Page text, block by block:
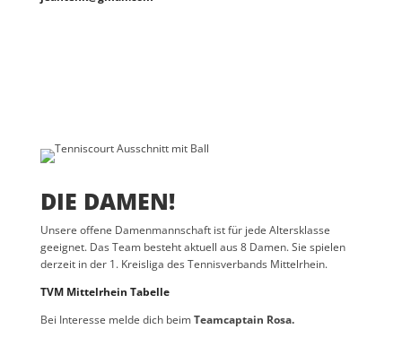
DIE DAMEN!
Unsere offene Damenmannschaft ist für jede Altersklasse
geeignet. Das Team besteht aktuell aus 8 Damen. Sie spielen
derzeit in der 1. Kreisliga des Tennisverbands Mittelrhein.
TVM Mittelrhein Tabelle
Bei Interesse melde dich beimTeamcaptain Rosa.